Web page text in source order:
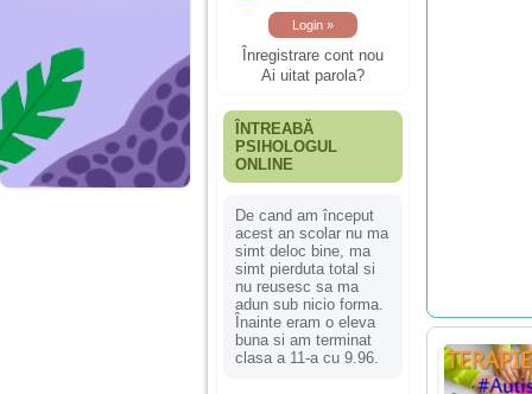
Înregistrare cont nou
Ai uitat parola?
ÎNTREABĂ
PSIHOLOGUL
ONLINE
De cand am început
acest an scolar nu ma
simt deloc bine, ma
simt pierduta total si
nu reusesc sa ma
adun sub nicio forma.
Înainte eram o eleva
buna si am terminat
clasa a 11-a cu 9.96.